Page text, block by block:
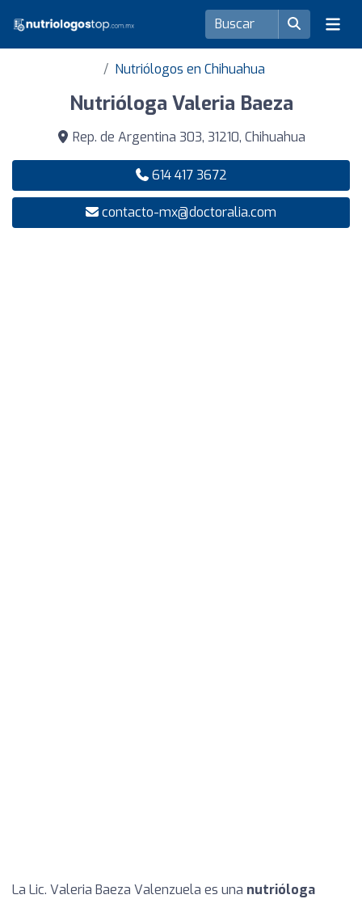
Nutriólogos en Chihuahua
Nutrióloga Valeria Baeza
Rep. de Argentina 303, 31210, Chihuahua
614 417 3672
contacto-mx@doctoralia.com
La Lic. Valeria Baeza Valenzuela es una nutrióloga